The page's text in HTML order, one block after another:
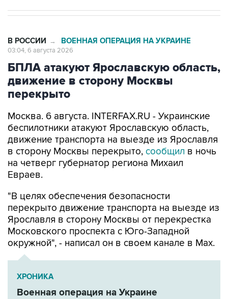
В РОССИИ → ВОЕННАЯ ОПЕРАЦИЯ НА УКРАИНЕ
03:04, 6 августа 2026
БПЛА атакуют Ярославскую область,
движение в сторону Москвы
перекрыто
Москва. 6 августа. INTERFAX.RU - Украинские
беспилотники атакуют Ярославскую область,
движение транспорта на выезде из Ярославля
в сторону Москвы перекрыто, сообщил в ночь
на четверг губернатор региона Михаил
Евраев.
"В целях обеспечения безопасности
перекрыто движение транспорта на выезде из
Ярославля в сторону Москвы от перекрестка
Московского проспекта с Юго-Западной
окружной", - написал он в своем канале в Мах.
ХРОНИКА
Военная операция на Украине